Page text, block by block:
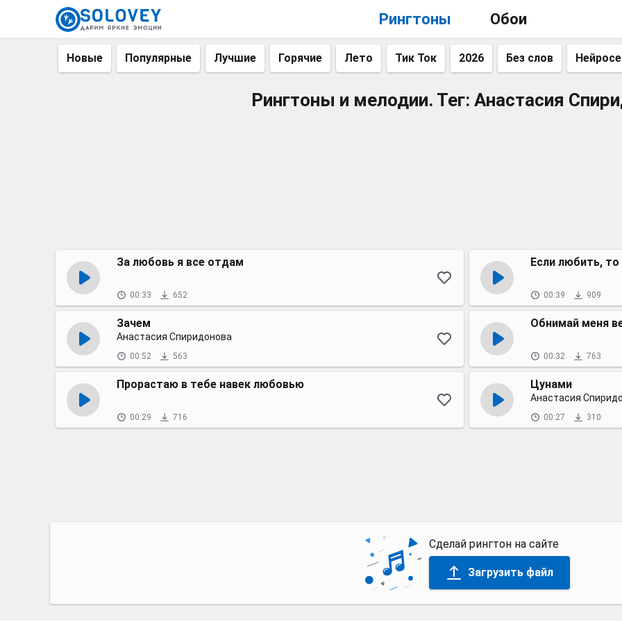
Рингтоны Обои
Новые Популярные Лучшие Горячие Лето Тик Ток 2026 Без слов
Рингтоны и мелодии. Тег: Анастасия
За любовь я все отдам
00:33 652
Если любить,
00:39 909
Зачем
Анастасия Спиридонова
00:52 563
Обнимай меня
00:32 763
Прорастаю в тебе навек любовью
00:29 716
Цунами
Анастасия
00:27 310
Сделай рингтон на сайте
Загрузить файл